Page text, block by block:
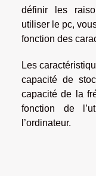
définir les
utiliser le pc,
fonction des
Les
capacité de
capacité de la
fonction de
l’ordinateur.